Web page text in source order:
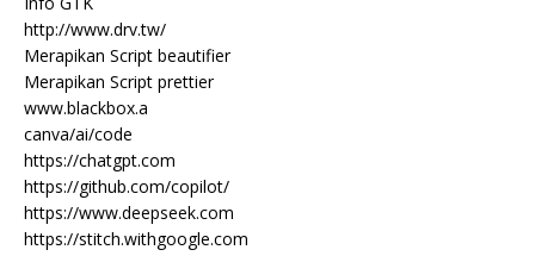
http://www.drv.tw/
Merapikan Script beautifier
Merapikan Script prettier
www.blackbox.a
canva/ai/code
https://chatgpt.com
https://github.com/copilot/
https://www.deepseek.com
https://stitch.withgoogle.com